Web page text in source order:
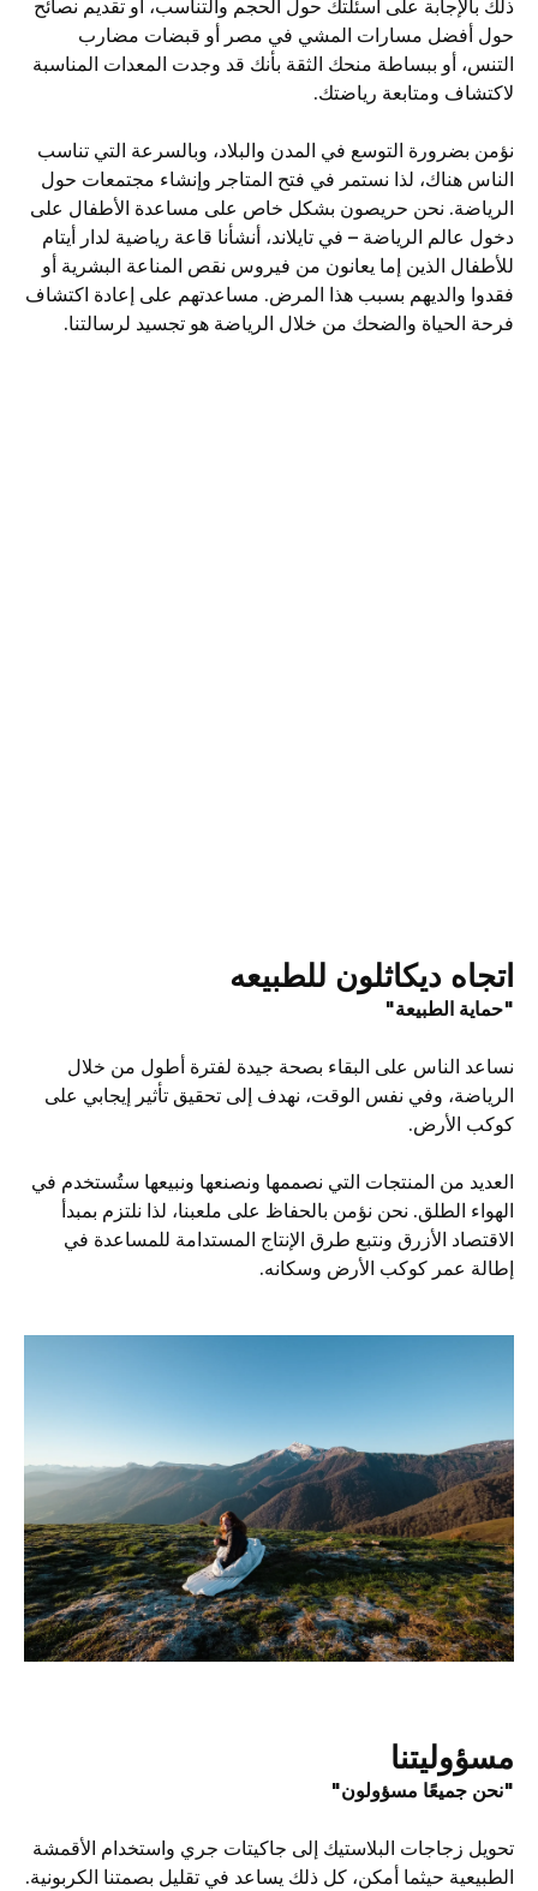
ذلك بالإجابة على أسئلتك حول الحجم والتناسب، أو تقديم نصائح
حول أفضل مسارات المشي في مصر أو قبضات مضارب
التنس، أو ببساطة منحك الثقة بأنك قد وجدت المعدات المناسبة
لاكتشاف ومتابعة رياضتك.
نؤمن بضرورة التوسع في المدن والبلاد، وبالسرعة التي تناسب
الناس هناك، لذا نستمر في فتح المتاجر وإنشاء مجتمعات حول
الرياضة. نحن حريصون بشكل خاص على مساعدة الأطفال على
دخول عالم الرياضة – في تايلاند، أنشأنا قاعة رياضية لدار أيتام
للأطفال الذين إما يعانون من فيروس نقص المناعة البشرية أو
فقدوا والديهم بسبب هذا المرض. مساعدتهم على إعادة اكتشاف
فرحة الحياة والضحك من خلال الرياضة هو تجسيد لرسالتنا.
اتجاه ديكاثلون للطبيعه
"حماية الطبيعة"
نساعد الناس على البقاء بصحة جيدة لفترة أطول من خلال
الرياضة، وفي نفس الوقت، نهدف إلى تحقيق تأثير إيجابي على
كوكب الأرض.
العديد من المنتجات التي نصممها ونصنعها ونبيعها ستُستخدم في
الهواء الطلق. نحن نؤمن بالحفاظ على ملعبنا، لذا نلتزم بمبدأ
الاقتصاد الأزرق ونتبع طرق الإنتاج المستدامة للمساعدة في
إطالة عمر كوكب الأرض وسكانه.
مسؤوليتنا
"نحن جميعًا مسؤولون"
تحويل زجاجات البلاستيك إلى جاكيتات جري واستخدام الأقمشة
الطبيعية حيثما أمكن، كل ذلك يساعد في تقليل بصمتنا الكربونية.